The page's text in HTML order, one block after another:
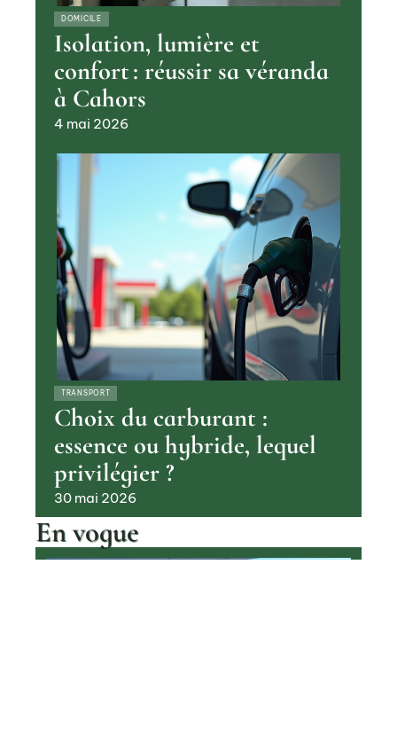
DOMICILE
Isolation, lumière et
confort : réussir sa véranda
à Cahors
4 mai 2026
TRANSPORT
Choix du carburant :
essence ou hybride, lequel
privilégier ?
30 mai 2026
En vogue